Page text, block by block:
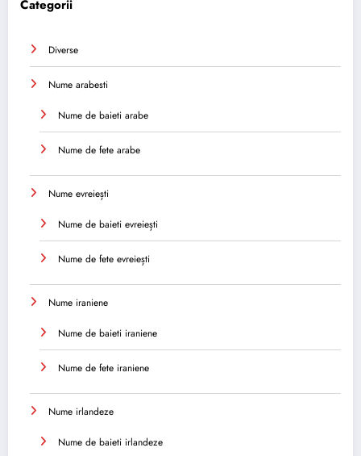
Categorii
Diverse
Nume arabesti
Nume de baieti arabe
Nume de fete arabe
Nume evreiești
Nume de baieti evreiești
Nume de fete evreiești
Nume iraniene
Nume de baieti iraniene
Nume de fete iraniene
Nume irlandeze
Nume de baieti irlandeze